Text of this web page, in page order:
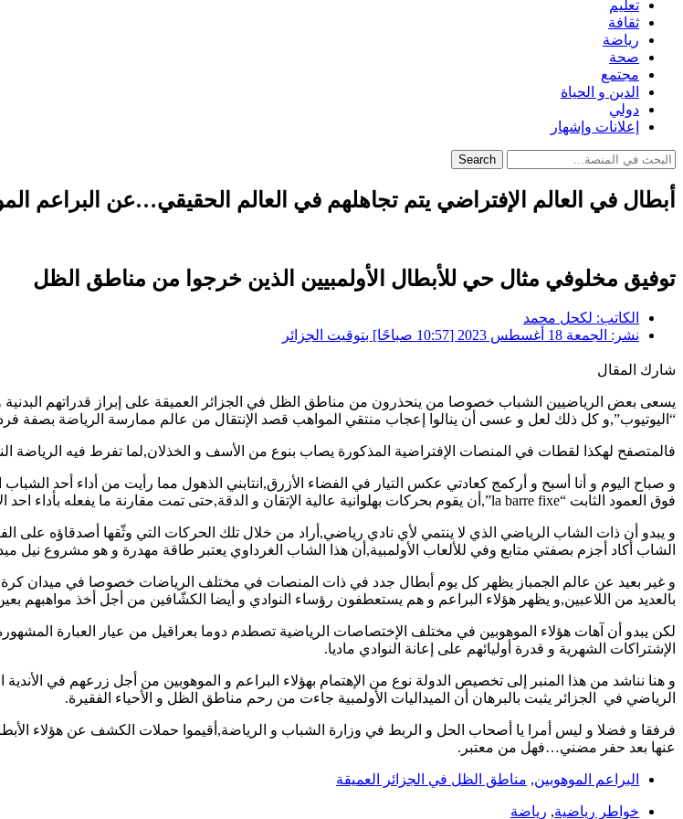
تعليم
ثقافة
رياضة
صحة
مجتمع
الدين و الحياة
دولي
إعلانات وإشهار
Search
أبطال في العالم الإفتراضي يتم تجاهلهم في العالم الحقيقي…عن البراعم
توفيق مخلوفي مثال حي للأبطال الأولمبيين الذين خرجوا من مناطق الظل
الكاتب: لكحل محمد
نشر: الجمعة 18 أغسطس 2023 [10:57 صباحًا] بتوقيت الجزائر
شارك المقال
يسعى بعض الرياضيين الشباب خصوصا من ينحذرون من مناطق الظل في الجزائر العميقة على إبراز قدراتهم
“اليوتيوب”,و كل ذلك لعل و عسى أن ينالوا إعجاب منتقي المواهب قصد الإنتقال من عالم ممارسة الرياضة بصفة
فالمتصفح لهكذا لقطات في المنصات الإفتراضية المذكورة يصاب بنوع من الأسف و الخذلان,لما تفرط فيه الرياضة
و صباح اليوم و أنا أسبح و أركمج كعادتي عكس التيار في الفضاء الأزرق,انتابني الذهول مما رأيت من أداء أحد
فوق العمود الثابت “la barre fixe”,أن يقوم بحركات بهلوانية عالية الإتقان و الدقة,حتى تمت مقارنة ما يفعله بأداء احد الأبطال الأولمبيين.
و يبدو أن ذات الشاب الرياضي الذي لا ينتمي لأي نادي رياضي,أراد من خلال تلك الحركات التي وثّقها أصدقاؤه على
الشاب أكاد أجزم بصفتي متابع وفي للألعاب الأولمبية,أن هذا الشاب الغرداوي يعتبر طاقة مهدرة و هو مشروع نيل
و غير بعيد عن عالم الجمباز يظهر كل يوم أبطال جدد في ذات المنصات في مختلف الرياضات خصوصا في ميدان كرة
بالعديد من اللاعبين,و يظهر هؤلاء البراعم و هم يستعطفون رؤساء النوادي و أيضا الكشّافين من أجل أخذ مواهبهم بعين
لكن يبدو أن آهات هؤلاء الموهوبين في مختلف الإختصاصات الرياضية تصطدم دوما بعراقيل من عيار العبارة
الإشتراكات الشهرية و قدرة أوليائهم على إعانة النوادي ماديا.
و هنا نناشد من هذا المنبر إلى تخصيص الدولة نوع من الإهتمام بهؤلاء البراعم و الموهوبين من أجل زرعهم في الأندية
الرياضي في الجزائر يثبت بالبرهان أن الميداليات الأولمبية جاءت من رحم مناطق الظل و الأحياء الفقيرة.
فرفقا و فضلا و ليس أمرا يا أصحاب الحل و الربط في وزارة الشباب و الرياضة,أقيموا حملات الكشف عن هؤلاء
عنها بعد حفر مضني…فهل من معتبر.
البراعم الموهوبين, مناطق الظل في الجزائر العميقة
خواطر رياضية, رياضة